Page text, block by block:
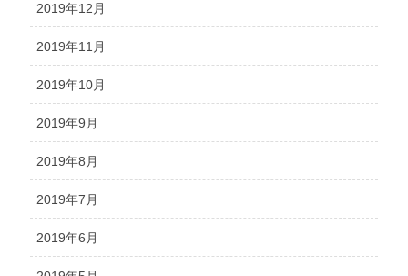
2019年12月
2019年11月
2019年10月
2019年9月
2019年8月
2019年7月
2019年6月